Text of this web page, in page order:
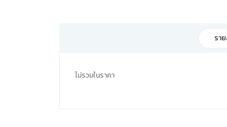
รา
ไม่รวมในราคา